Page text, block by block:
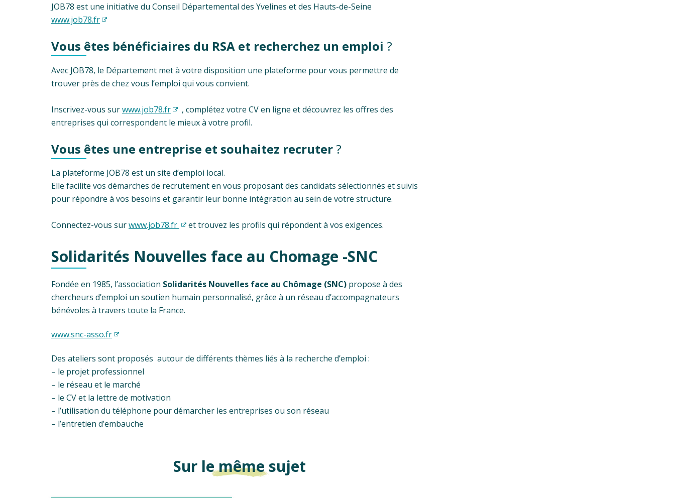
JOB78 est une initiative du Conseil Départemental des Yvelines et des Hauts-de-Seine
www.job78.fr
Vous êtes bénéficiaires du RSA et recherchez un emploi ?
Avec JOB78, le Département met à votre disposition une plateforme pour vous permettre de
trouver près de chez vous l’emploi qui vous convient.
Inscrivez-vous surwww.job78.fr
, complétez votre CV en ligne et découvrez les offres des
entreprises qui correspondent le mieux à votre profil.
Vous êtes une entreprise et souhaitez recruter?
La plateforme JOB78 est un site d’emploi local.
Elle facilite vos démarches de recrutement en vous proposant des candidats sélectionnés et suivis
pour répondre à vos besoins et garantir leur bonne intégration au sein de votre structure.
Connectez-vous surwww.job78.fr et trouvez les profils qui répondent à vos exigences.
Solidarités Nouvelles face au Chomage -SNC
Fondée en 1985, l’association Solidarités Nouvelles face au Chômage (SNC) propose à des
chercheurs d’emploi un soutien humain personnalisé, grâce à un réseau d’accompagnateurs
bénévoles à travers toute la France.
www.snc-asso.fr
Des ateliers sont proposés autour de différents thèmes liés à la recherche d’emploi :
– le projet professionnel
– le réseau et le marché
– le CV et la lettre de motivation
– l’utilisation du téléphone pour démarcher les entreprises ou son réseau
– l’entretien d’embauche
Sur le même sujet